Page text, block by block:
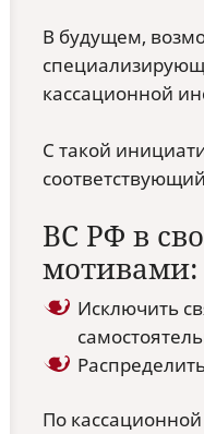
В будущем,
кассационной
С такой
ВС РФ в
мотивами:
Исключить
По